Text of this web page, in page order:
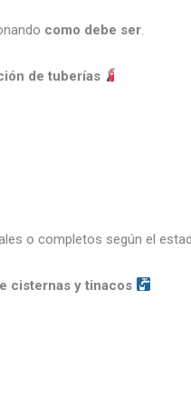
como debe ser
de tuberías
o completos según el
cisternas y tinacos